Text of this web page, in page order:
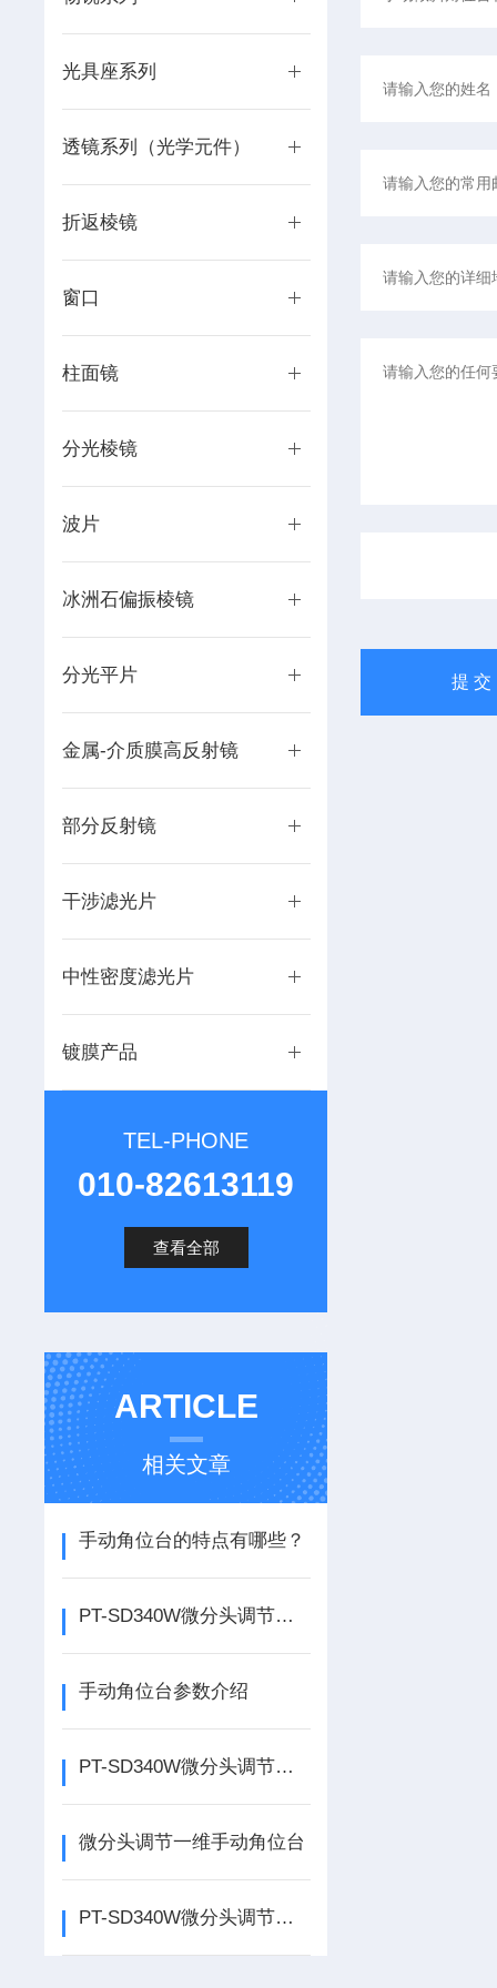
光具座系列
透镜系列（光学元件）
折返棱镜
窗口
柱面镜
分光棱镜
波片
冰洲石偏振棱镜
分光平片
金属-介质膜高反射镜
部分反射镜
干涉滤光片
中性密度滤光片
镀膜产品
TEL-PHONE
010-82613119
查看全部
ARTICLE
相关文章
手动角位台的特点有哪些？
PT-SD340W微分头调节一维手动角位台
手动角位台参数介绍
PT-SD340W微分头调节一维手动角位台 介绍
微分头调节一维手动角位台
PT-SD340W微分头调节一维手动角位台简介